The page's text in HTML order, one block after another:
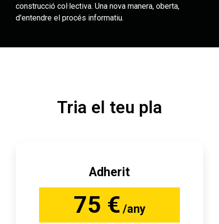
construcció col·lectiva. Una nova manera, oberta,
d'entendre el procés informatiu.
Tria el teu pla
Adherit
75 € /any